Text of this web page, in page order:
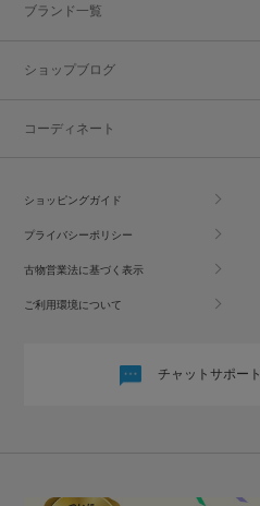
ブランド一覧
ショップブログ
コーディネート
ショッピングガイド
プライバシーポリシー
古物営業法に基づく表示
ご利用環境について
チャットサポート